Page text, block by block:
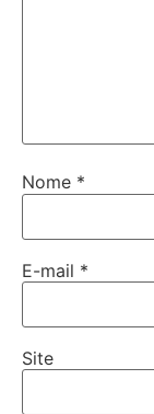
Nome *
E-mail *
Site